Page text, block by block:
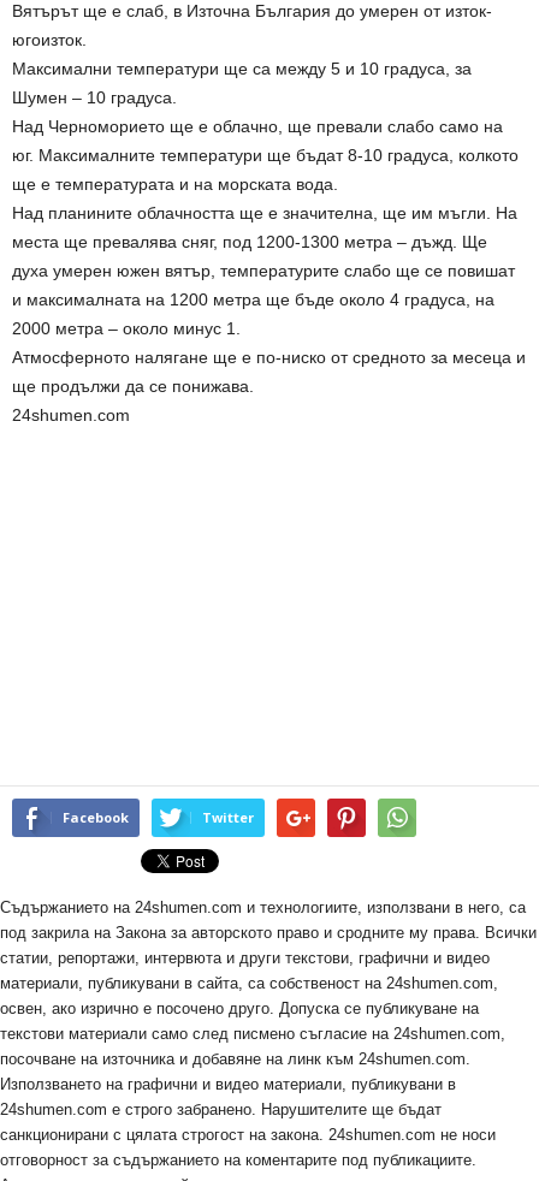
Вятърът ще е слаб, в Източна България до умерен от изток-
югоизток.
Максимални температури ще са между 5 и 10 градуса, за
Шумен – 10 градуса.
Над Черноморието ще е облачно, ще превали слабо само на
юг. Максималните температури ще бъдат 8-10 градуса, колкото
ще е температурата и на морската вода.
Над планините облачността ще е значителна, ще им мъгли. На
места ще превалява сняг, под 1200-1300 метра – дъжд. Ще
духа умерен южен вятър, температурите слабо ще се повишат
и максималната на 1200 метра ще бъде около 4 градуса, на
2000 метра – около минус 1.
Атмосферното налягане ще е по-ниско от средното за месеца и
ще продължи да се понижава.
24shumen.com
Facebook Twitter
Съдържанието на 24shumen.com и технологиите, използвани в него, са
под закрила на Закона за авторското право и сродните му права. Всички
статии, репортажи, интервюта и други текстови, графични и видео
материали, публикувани в сайта, са собственост на 24shumen.com,
освен, ако изрично е посочено друго. Допуска се публикуване на
текстови материали само след писмено съгласие на 24shumen.com,
посочване на източника и добавяне на линк към 24shumen.com.
Използването на графични и видео материали, публикувани в
24shumen.com е строго забранено. Нарушителите ще бъдат
санкционирани с цялата строгост на закона. 24shumen.com не носи
отговорност за съдържанието на коментарите под публикациите.